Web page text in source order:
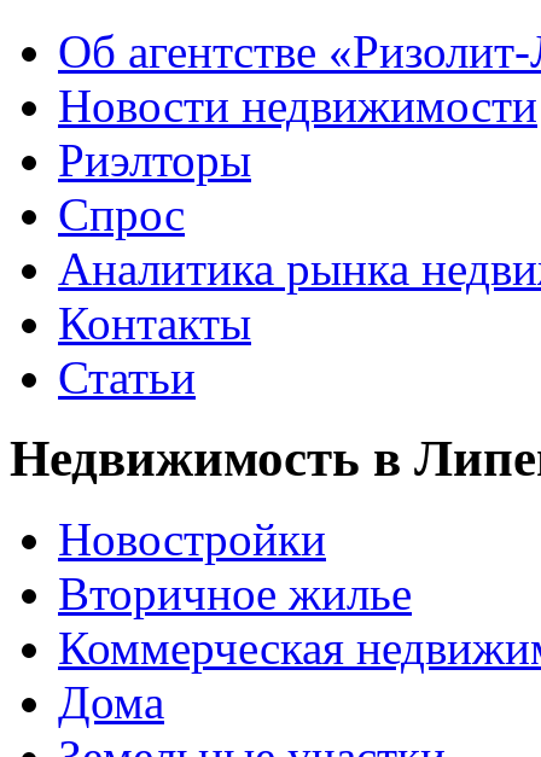
Об агентстве
Новости недвижимости
Риэлторы
Спрос
Аналитика рынка
Контакты
Статьи
Недвижимость в
Новостройки
Вторичное жилье
Коммерческая
Дома